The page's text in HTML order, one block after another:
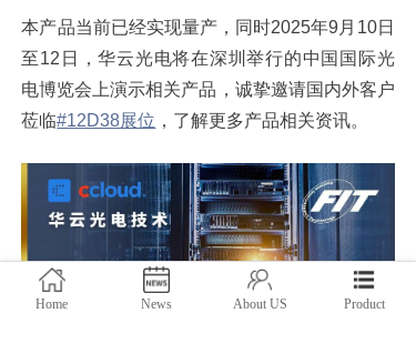
本产品当前已经实现量产，同时2025年9月10日
至12日，华云光电将在深圳举行的中国国际光
电博览会上演示相关产品，诚挚邀请国内外客户
莅临#12D38展位 ，了解更多产品相关资讯。
Home News About US Product